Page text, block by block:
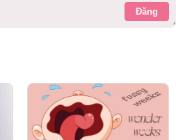
Đăng